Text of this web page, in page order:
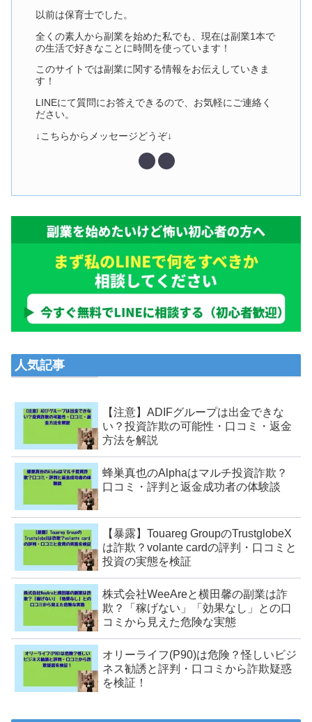
以前は保育士でした。
全くの素人から副業を始めた私でも、現在は副業1本で
の生活で好きなことに時間を使っています！
このサイトでは副業に関する情報をお伝えしていきま
す！
LINEにて質問にお答えできるので、お気軽にご連絡く
ださい。
↓こちらからメッセージどうぞ↓
人気記事
【注意】ADIFグループは出金できな
い？投資詐欺の可能性・口コミ・返金
方法を解説
蜂巣真也のAlphaはマルチ投資詐欺？
口コミ・評判と返金成功者の体験談
【暴露】Touareg GroupのTrustglobeX
は詐欺？volante cardの評判・口コミと
投資の実態を検証
株式会社WeeAreと横田馨の副業は詐
欺？「稼げない」「効果なし」との口
コミから見えた危険な実態
オリーライフ(P90)は危険？怪しいビジ
ネス勧誘と評判・口コミから詐欺疑惑
を検証！